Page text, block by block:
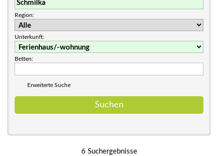
Region:
Unterkunft:
Betten:
Erweiterte Suche
6 Suchergebnisse